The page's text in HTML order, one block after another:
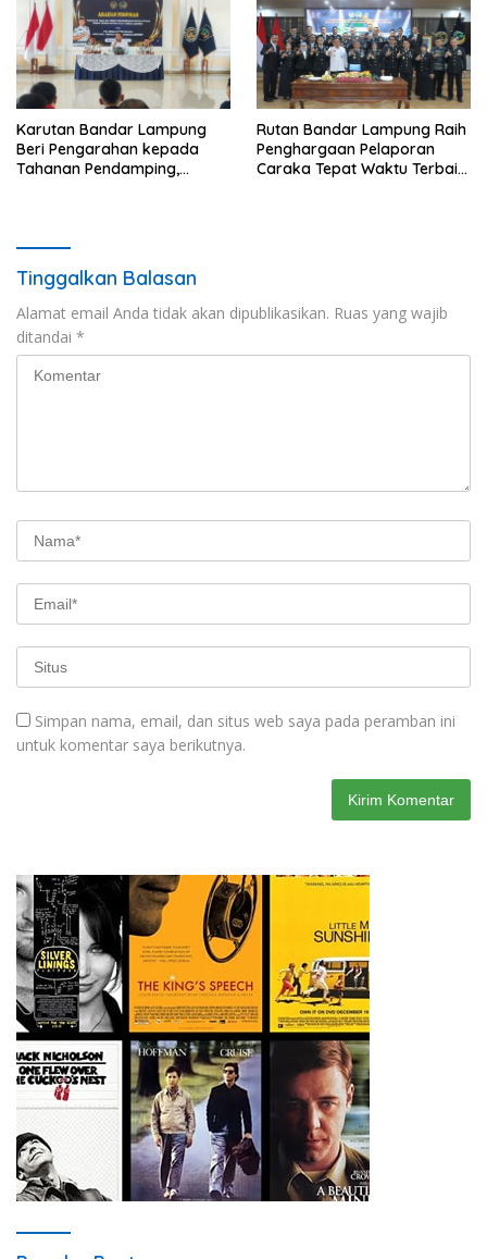
Karutan Bandar Lampung
Beri Pengarahan kepada
Tahanan Pendamping,
Rutan Bandar Lampung Raih
Penghargaan Pelaporan
Caraka Tepat Waktu Terbaik
Tinggalkan Balasan
Alamat email Anda tidak akan dipublikasikan. Ruas yang wajib
ditandai *
Simpan nama, email, dan situs web saya pada peramban ini
untuk komentar saya berikutnya.